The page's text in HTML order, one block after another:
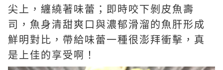
尖上，纏繞著味蕾；即時咬下剝皮魚壽
司，魚身清甜爽口與濃郁滑溜的魚肝形成
鮮明對比，帶給味蕾一種很澎拜衝擊，真
是上佳的享受啊！